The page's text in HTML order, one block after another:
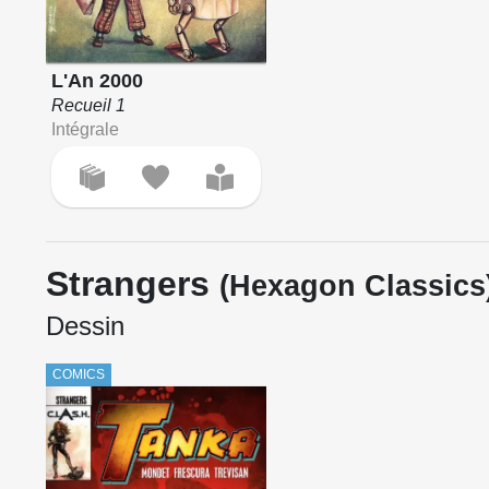
L'An 2000
Recueil 1
Intégrale
Strangers (Hexagon
Dessin
COMICS